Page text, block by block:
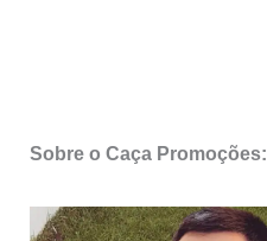
Sobre o Caça Promoções: